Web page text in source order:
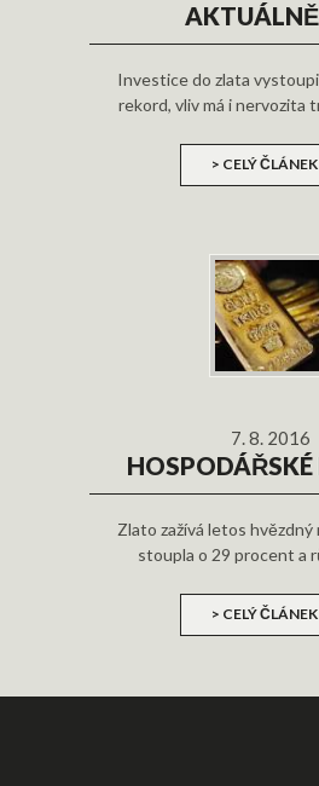
Investice do zlata
rekord, vliv má i nervozita
> CELÝ ČLÁNEK
7. 8. 2016
Zlato zažívá letos hvězdný
stoupla o 29 procent a
> CELÝ ČLÁNEK